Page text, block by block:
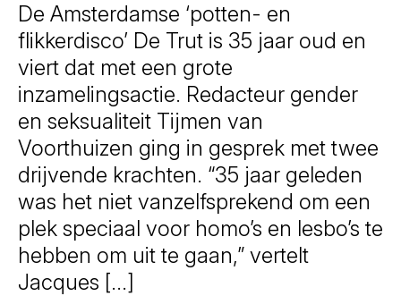
De Amsterdamse ‘potten- en
flikkerdisco’ De Trut is 35 jaar oud en
viert dat met een grote
inzamelingsactie. Redacteur gender
en seksualiteit Tijmen van
Voorthuizen ging in gesprek met twee
drijvende krachten. “35 jaar geleden
was het niet vanzelfsprekend om een
plek speciaal voor homo’s en lesbo’s te
hebben om uit te gaan,” vertelt
Jacques […]